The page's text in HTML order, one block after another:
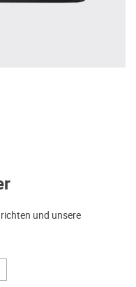
und unsere